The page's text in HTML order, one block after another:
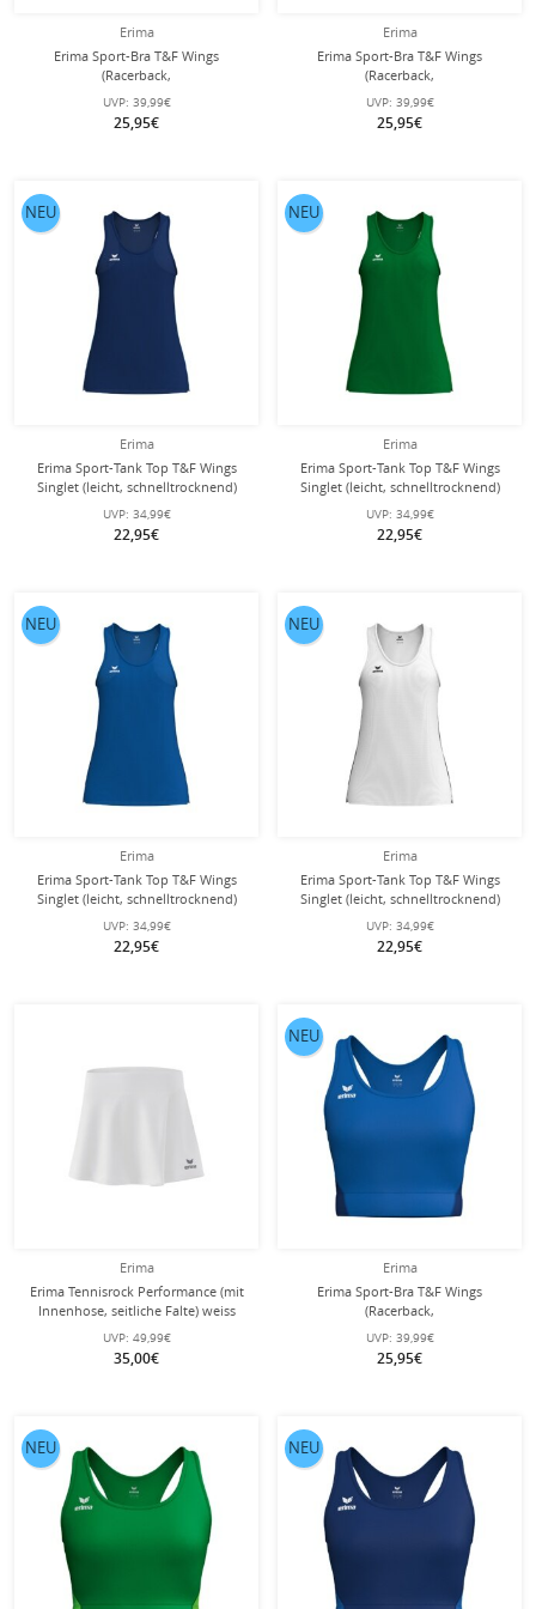
Erima
Erima Sport-Bra T&F Wings
(Racerback,
feuchtigkeitsabsorbierend) schwarz
Damen
UVP: 39,99€
25,95€
Erima
Erima Sport-Bra T&F Wings
(Racerback,
feuchtigkeitsabsorbierend)
bordeauxrot Damen
UVP: 39,99€
25,95€
Erima
Erima Sport-Tank Top T&F Wings
Singlet (leicht, schnelltrocknend)
navyblau Damen
UVP: 34,99€
22,95€
NEU
Erima
Erima Sport-Tank Top T&F Wings
Singlet (leicht, schnelltrocknend)
grün Damen
UVP: 34,99€
22,95€
NEU
Erima
Erima Sport-Tank Top T&F Wings
Singlet (leicht, schnelltrocknend)
royalblau/navyblau Damen
UVP: 34,99€
22,95€
NEU
Erima
Erima Sport-Tank Top T&F Wings
Singlet (leicht, schnelltrocknend)
weiss/schwarz Damen
UVP: 34,99€
22,95€
NEU
Erima
Erima Tennisrock Performance (mit
Innenhose, seitliche Falte) weiss
Damen
UVP: 49,99€
35,00€
Erima
Erima Sport-Bra T&F Wings
(Racerback,
feuchtigkeitsabsorbierend)
royalblau Damen
UVP: 39,99€
25,95€
NEU
NEU NEU